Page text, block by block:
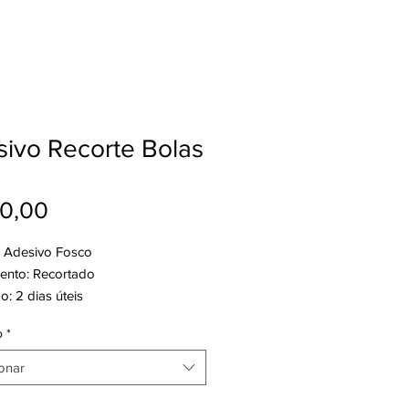
Recorte Bolas
Adesivo Fosco
Recortado
2 dias úteis
*